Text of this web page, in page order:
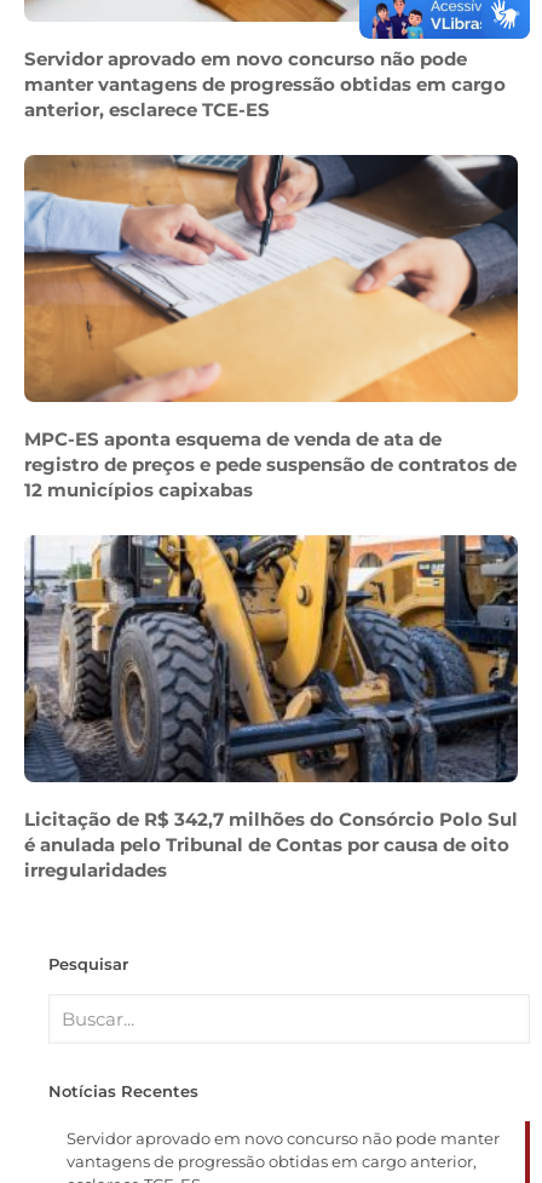
Servidor aprovado em novo concurso não pode
manter vantagens de progressão obtidas em cargo
anterior, esclarece TCE-ES
MPC-ES aponta esquema de venda de ata de
registro de preços e pede suspensão de contratos de
12 municípios capixabas
Licitação de R$ 342,7 milhões do Consórcio Polo Sul
é anulada pelo Tribunal de Contas por causa de oito
irregularidades
Pesquisar
Notícias Recentes
Servidor aprovado em novo concurso não pode manter
vantagens de progressão obtidas em cargo anterior,